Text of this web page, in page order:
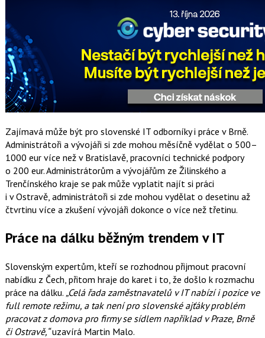
Zajímavá může být pro slovenské IT odborníky i práce v Brně.
Administrátoři a vývojáři si zde mohou měsíčně vydělat o 500–
1000 eur více než v Bratislavě, pracovníci technické podpory
o 200 eur. Administrátorům a vývojářům ze Žilinského a
Trenčínského kraje se pak může vyplatit najít si práci
i v Ostravě, administrátoři si zde mohou vydělat o desetinu až
čtvrtinu více a zkušení vývojáři dokonce o více než třetinu.
Práce na dálku běžným trendem v IT
Slovenským expertům, kteří se rozhodnou přijmout pracovní
nabídku z Čech, přitom hraje do karet i to, že došlo k rozmachu
práce na dálku. „Celá řada zaměstnavatelů v IT nabízí i pozice ve
full remote režimu, a tak není pro slovenské ajťáky problém
pracovat z domova pro firmy se sídlem například v Praze, Brně
či Ostravě,“uzavírá Martin Malo.